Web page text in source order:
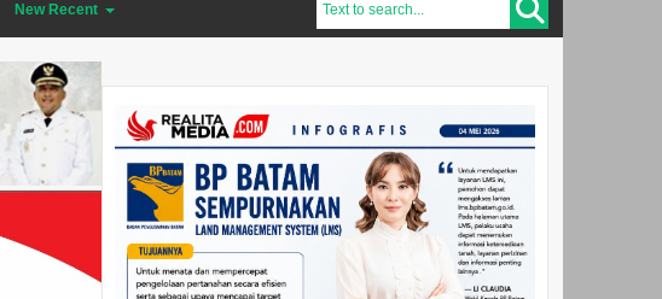
New Recent